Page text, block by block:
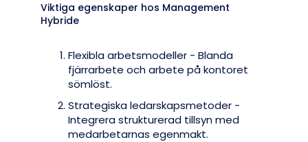
Viktiga egenskaper hos Management
Hybride
Flexibla arbetsmodeller - Blanda
fjärrarbete och arbete på kontoret
sömlöst.
Strategiska ledarskapsmetoder -
Integrera strukturerad tillsyn med
medarbetarnas egenmakt.